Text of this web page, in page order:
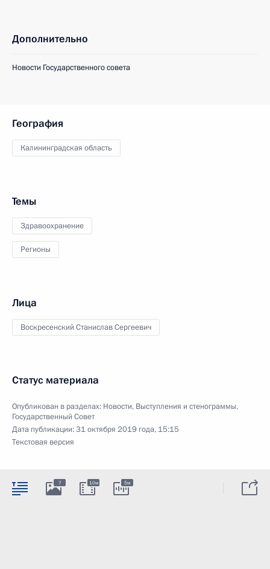
Дополнительно
Новости Государственного совета
География
Калининградская область
Темы
Здравоохранение
Регионы
Лица
Воскресенский Станислав Сергеевич
Статус материала
Опубликован в разделах: Новости, Выступления и стенограммы,
Государственный Совет
Дата публикации:31 октября 2019 года, 15:15
Текстовая версия
7 10м 5м